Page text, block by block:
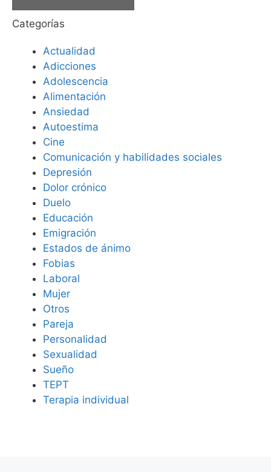
Categorías
Actualidad
Adicciones
Adolescencia
Alimentación
Ansiedad
Autoestima
Cine
Comunicación y habilidades sociales
Depresión
Dolor crónico
Duelo
Educación
Emigración
Estados de ánimo
Fobias
Laboral
Mujer
Otros
Pareja
Personalidad
Sexualidad
Sueño
TEPT
Terapia individual